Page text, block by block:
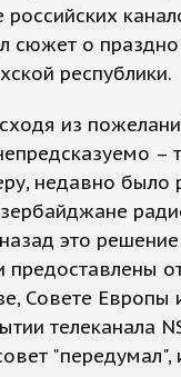
сюжет о
республики.
из
–
недавно было
это
Совете Европы
телеканала
"передумал",